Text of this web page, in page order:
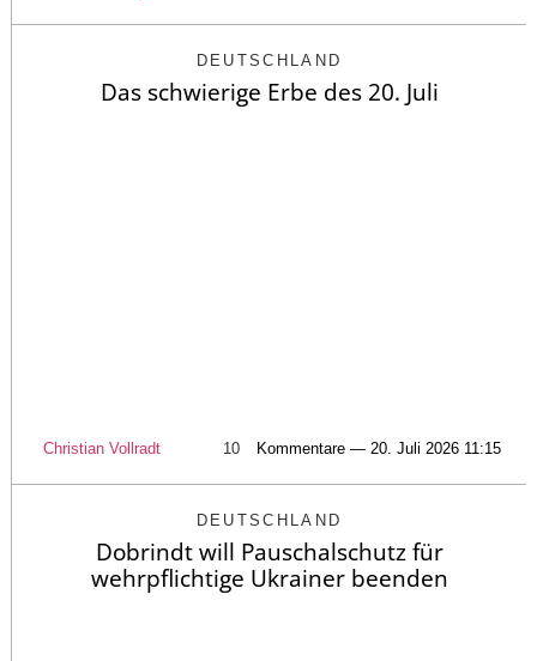
DEUTSCHLAND
Das schwierige Erbe des 20. Juli
Christian Vollradt 10 Kommentare — 20. Juli 2026 11:15
DEUTSCHLAND
Dobrindt will Pauschalschutz für
wehrpflichtige Ukrainer beenden